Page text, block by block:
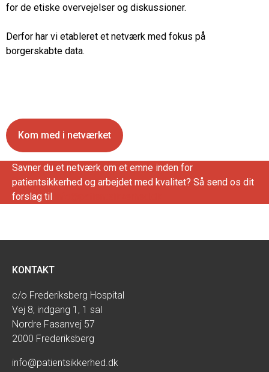
for de etiske overvejelser og diskussioner.
Derfor har vi etableret et netværk med fokus på
borgerskabte data.
Kom med i netværket
Savner du et netværk om et emne inden for
patientsikkerhed og arbejdet med kvalitet? Så send os dit
forslag til
KONTAKT
c/o Frederiksberg Hospital
Vej 8, indgang 1, 1 sal
Nordre Fasanvej 57
2000 Frederiksberg
info@patientsikkerhed.dk